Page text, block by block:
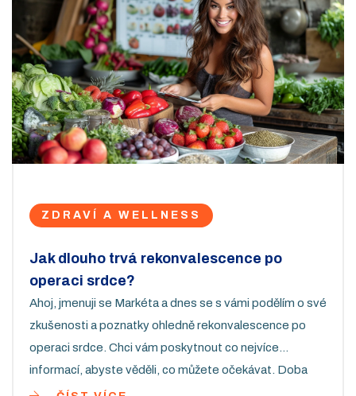
ZDRAVÍ A WELLNESS
Jak dlouho trvá rekonvalescence po
operaci srdce?
Ahoj, jmenuji se Markéta a dnes se s vámi podělím o své
zkušenosti a poznatky ohledně rekonvalescence po
operaci srdce. Chci vám poskytnout co nejvíce
informací, abyste věděli, co můžete očekávat. Doba
zotavení se liší u každého jedince, ale je důležité si